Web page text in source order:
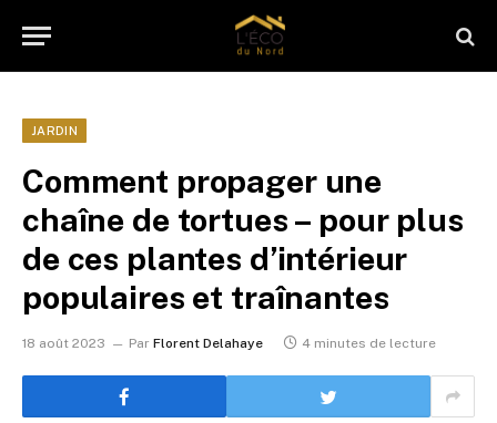
JARDIN
Comment propager une
chaîne de tortues – pour plus
de ces plantes d’intérieur
populaires et traînantes
18 août 2023 Par Florent Delahaye 4 minutes de lecture